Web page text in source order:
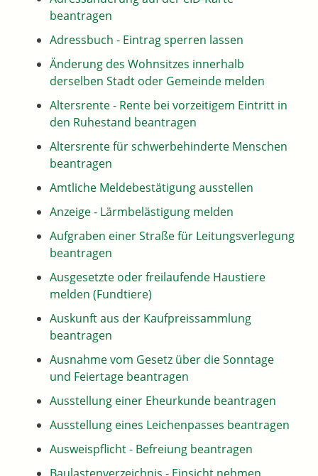
beantragen
Adressbuch - Eintrag sperren lassen
Änderung des Wohnsitzes innerhalb
derselben Stadt oder Gemeinde melden
Altersrente - Rente bei vorzeitigem Eintritt in
den Ruhestand beantragen
Altersrente für schwerbehinderte Menschen
beantragen
Amtliche Meldebestätigung ausstellen
Anzeige - Lärmbelästigung melden
Aufgraben einer Straße für Leitungsverlegung
beantragen
Ausgesetzte oder freilaufende Haustiere
melden (Fundtiere)
Auskunft aus der Kaufpreissammlung
beantragen
Ausnahme vom Gesetz über die Sonntage
und Feiertage beantragen
Ausstellung einer Eheurkunde beantragen
Ausstellung eines Leichenpasses beantragen
Ausweispflicht - Befreiung beantragen